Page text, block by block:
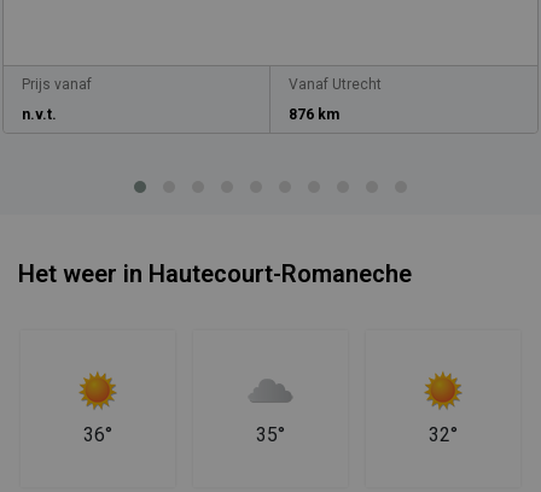
Prijs vanaf
n.v.t.
Vanaf Utrecht
876 km
Het weer in Hautecourt-Romaneche
36° 35° 32°